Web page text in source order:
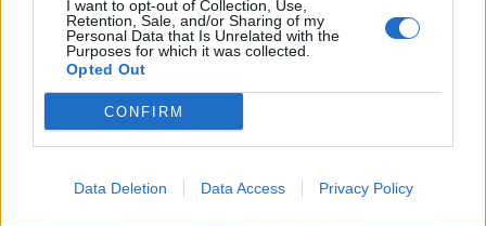
I want to opt-out of Collection, Use,
Retention, Sale, and/or Sharing of my
Personal Data that Is Unrelated with the
Purposes for which it was collected.
Opted Out
CONFIRM
Data Deletion Data Access Privacy Policy
ΕΝΔΙΑΦΕΡΟΝΤΑ
Tα ζώδια της Πέμπτης 6 Αυγούστου
6 Αυγούστου 2026 08:06
Δημοφιλή αυτή την εβδομάδα